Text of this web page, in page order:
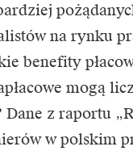
na rynku
benefity
mogą
Dane z raportu
w polskim